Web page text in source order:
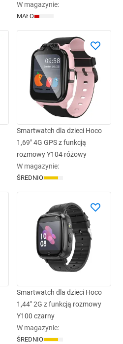
W magazynie:
MAŁO
Smartwatch dla dzieci Hoco
1,69" 4G GPS z funkcją
rozmowy Y104 różowy
W magazynie:
ŚREDNIO
Smartwatch dla dzieci Hoco
1,44" 2G z funkcją rozmowy
Y100 czarny
W magazynie:
ŚREDNIO